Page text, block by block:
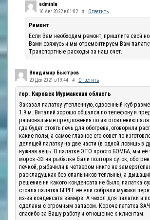
adminla
10 Авг 2022 в 01:02 # Ответить
Ремонт
Если Вам необходим ремонт, пришлите свой
Вами свяжусь и мы отремонтируем Вам
Транспортные расходы за наш счет.
Владимир Быстров
20 Дек 2021 в 19:44 # Ответить
гор. Кировск Мурманская область
Заказал палатку утепленную, сдвоенный куб
1.9 м. Виталий хорошо общался по телефону и
рациональные предложения по изготовлению
где будет стоять печь для обогрева, оговорили
какие полы, а самое главное его совет по
делящей палатку на две части (в одной ловишь в
нужная вещь. О палатке ЭТО просто БОМБА, мы её
мороз -33 на рыбалке были полтора суток,
печкой, рыбачили в четвером никто не
раскладушках без спальников теплынь), а
решение ни какого конденсата не было, палатка
стояла палатка БЕРЕГ её ели собрали мужики
из-за конденсата замерз. А чехол для палатки и
сделаны с огромным запасом. Короче пататка
спасибо за Вашу работу и отношение к клиентам.